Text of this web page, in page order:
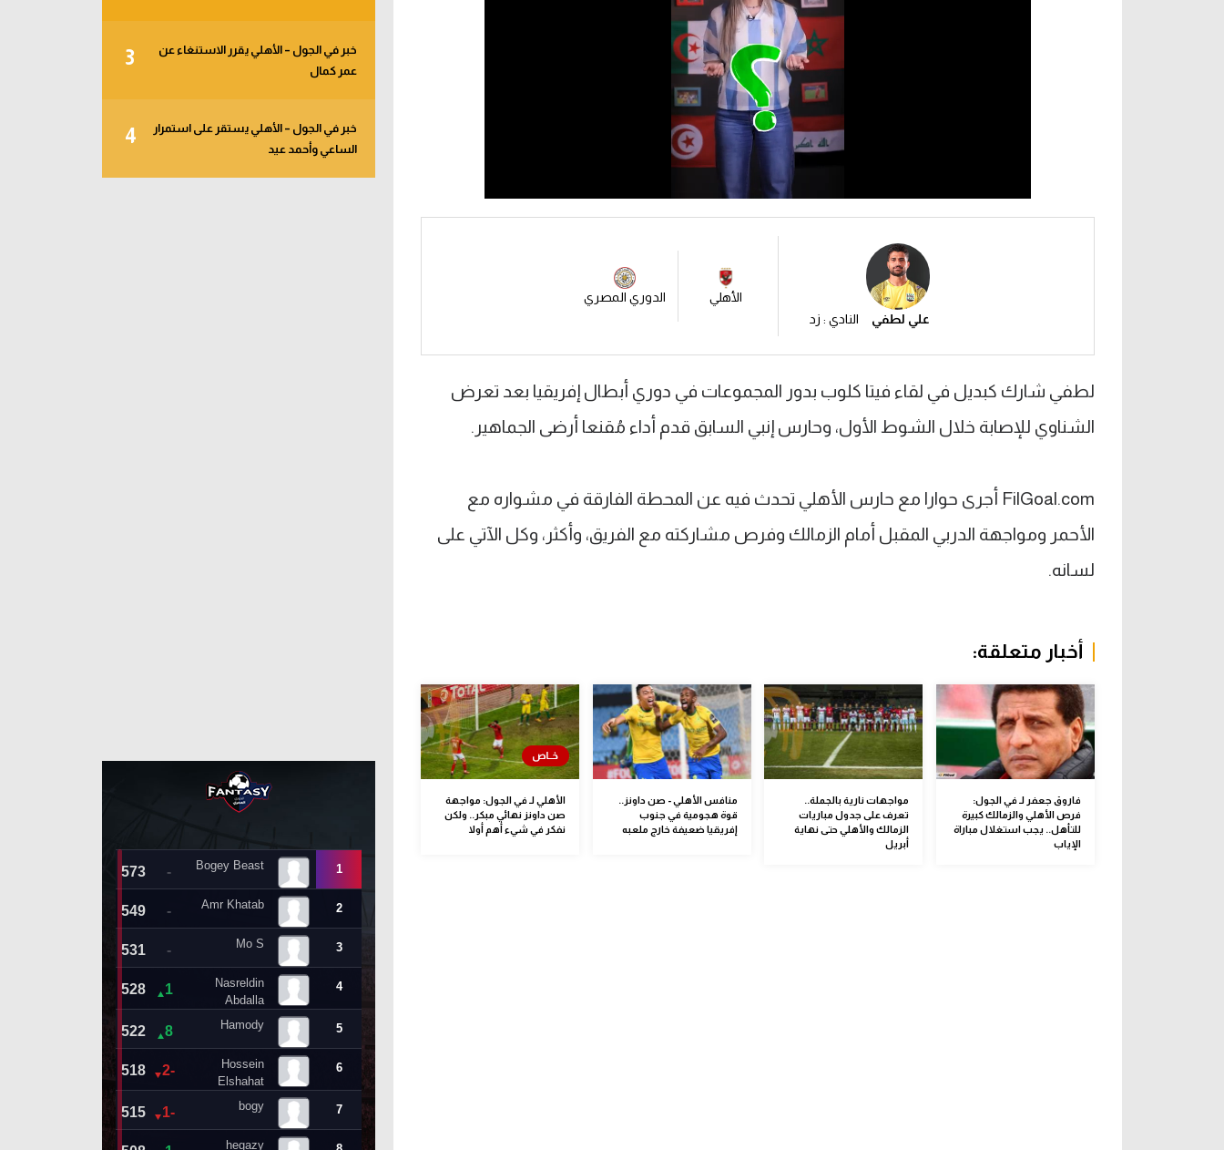
علي لطفي النادي : زد
الأهلي الدوري المصري
لطفي شارك كبديل في لقاء فيتا كلوب بدور المجموعات في دوري أبطال إفريقيا بعد تعرض
الشناوي للإصابة خلال الشوط الأول، وحارس إنبي السابق قدم أداء مُقنعا أرضى الجماهير.
FilGoal.com أجرى حوارا مع حارس الأهلي تحدث فيه عن المحطة الفارقة في مشواره مع
الأحمر ومواجهة الدربي المقبل أمام الزمالك وفرص مشاركته مع الفريق، وأكثر، وكل الآتي على
لسانه.
أخبار متعلقة:
فاروق جعفر لـ في الجول:
فرص الأهلي والزمالك كبيرة
للتأهل.. يجب استغلال مباراة
الإياب
مواجهات نارية بالجملة..
تعرف على جدول مباريات
الزمالك والأهلي حتى نهاية
أبريل
منافس الأهلي - صن داونز..
قوة هجومية في جنوب
إفريقيا ضعيفة خارج ملعبه
الأهلي لـ في الجول: مواجهة
صن داونز نهائي مبكر.. ولكن
نفكر في شيء أهم أولا
3
خبر في الجول – الأهلي يقرر الاستنغاء عن
عمر كمال
4
خبر في الجول – الأهلي يستقر على استمرار
الساعي وأحمد عيد